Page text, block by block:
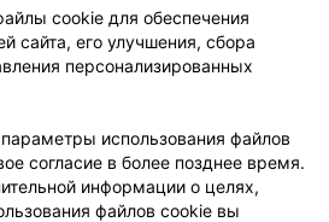
Партнеры
руководителю 103.by
настройки cookie
персональных данных
cookie для обеспечения
сайта, его улучшения, сбора
персонализированных
использования файлов
согласие в более позднее время.
информации о целях,
файлов cookie вы